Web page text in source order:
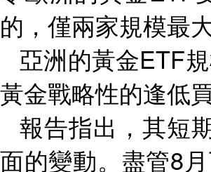
的，僅兩家規模最
亞洲的黃金ETF
黃金戰略性的逢低買
報告指出，其短
面的變動。盡管8